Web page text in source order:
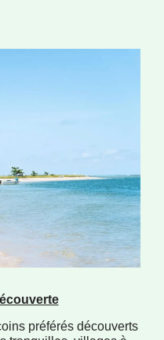
préférés découverts